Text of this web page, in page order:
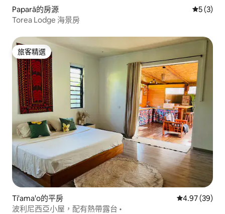
Paparā的房源 從 3 則評
5 (3)
Torea Lodge 海景房
旅客精選
旅客精選
Ti'ama'o的平房 從 39 則評價
4.97 (39)
波利尼西亞小屋，配有熱帶露台 •